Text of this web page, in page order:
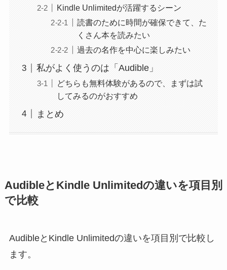
Kindle Unlimitedが活躍するシーン
読書のために時間が確保できて、た
くさん本を読みたい
過去の名作を中心に楽しみたい
私がよく使うのは「Audible」
どちらも無料体験があるので、まずは試
してみるのがおすすめ
まとめ
AudibleとKindle Unlimitedの違いを項目別
で比較
AudibleとKindle Unlimitedの違いを項目別で比較し
ます。